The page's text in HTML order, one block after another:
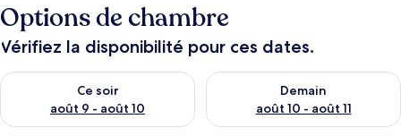
Options de chambre
Vérifiez la disponibilité pour ces dates.
Ce soir
août 9 - août 10
Vérifier la disponibilité pour ce soir août 9 - août 10
Demain
août 10 - août 11
Vérifier la disponibilité pour